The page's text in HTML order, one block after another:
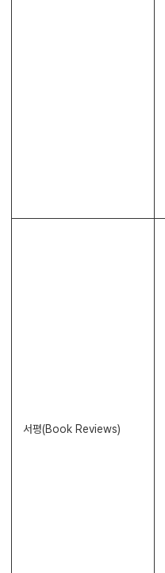
서평(Book Reviews)